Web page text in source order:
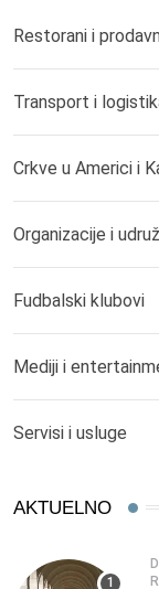
Restorani i
Transport i
Crkve u Americi i
Organizacije i
Fudbalski klubovi
Mediji i
Servisi i usluge
AKTUELNO